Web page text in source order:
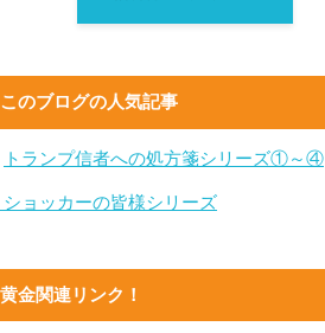
このブログの人気記事
トランプ信者への処方箋シリーズ①～④
ショッカーの皆様シリーズ
黄金関連リンク！